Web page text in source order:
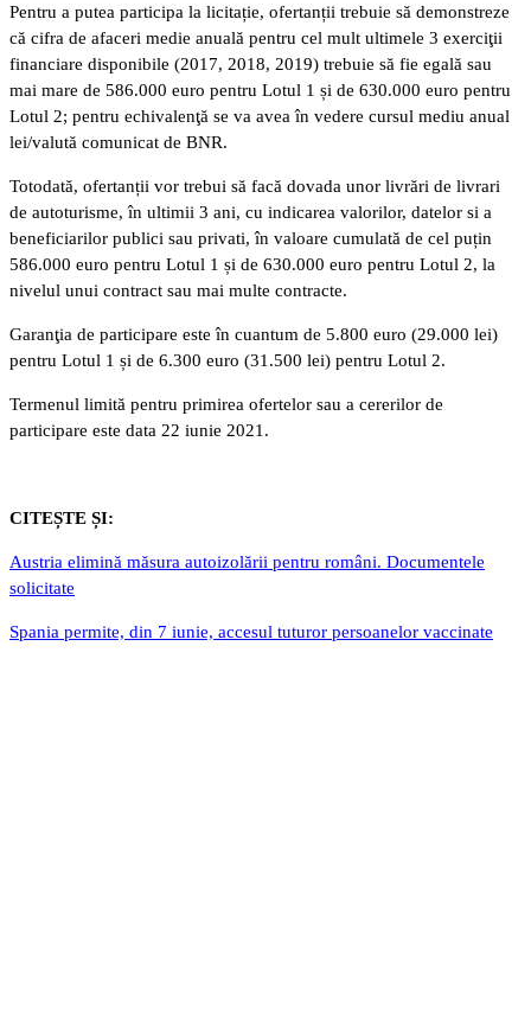
Pentru a putea participa la licitație, ofertanții trebuie să demonstreze
că cifra de afaceri medie anuală pentru cel mult ultimele 3 exerciţii
financiare disponibile (2017, 2018, 2019) trebuie să fie egală sau
mai mare de 586.000 euro pentru Lotul 1 și de 630.000 euro pentru
Lotul 2; pentru echivalenţă se va avea în vedere cursul mediu anual
lei/valută comunicat de BNR.
Totodată, ofertanții vor trebui să facă dovada unor livrări de livrari
de autoturisme, în ultimii 3 ani, cu indicarea valorilor, datelor si a
beneficiarilor publici sau privati, în valoare cumulată de cel puțin
586.000 euro pentru Lotul 1 și de 630.000 euro pentru Lotul 2, la
nivelul unui contract sau mai multe contracte.
Garanţia de participare este în cuantum de 5.800 euro (29.000 lei)
pentru Lotul 1 și de 6.300 euro (31.500 lei) pentru Lotul 2.
Termenul limită pentru primirea ofertelor sau a cererilor de
participare este data 22 iunie 2021.
CITEȘTE ȘI:
Austria elimină măsura autoizolării pentru români. Documentele
solicitate
Spania permite, din 7 iunie, accesul tuturor persoanelor vaccinate